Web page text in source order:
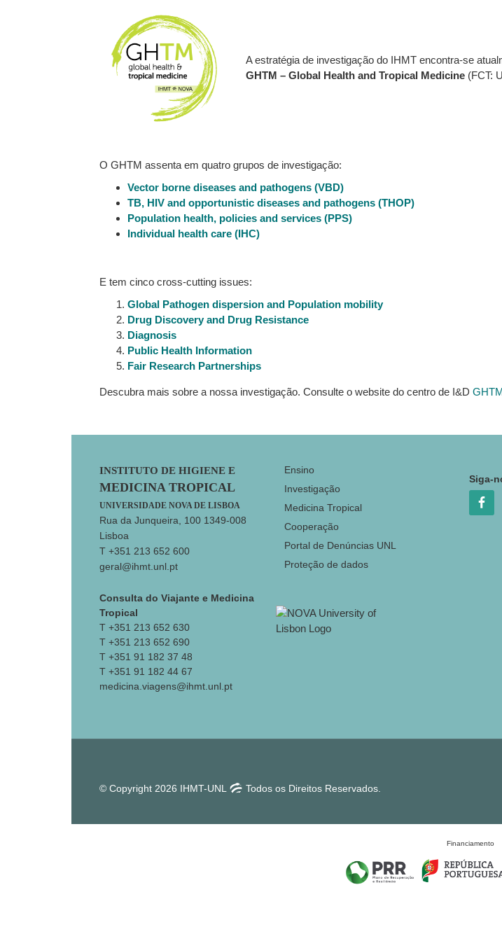
A estratégia de investigação do IHMT encontra-se
GHTM – Global Health and Tropical Medicine (FCT:
O GHTM assenta em quatro grupos de investigação:
Vector borne diseases and pathogens (VBD)
TB, HIV and opportunistic diseases and pathogens (THOP)
Population health, policies and services (PPS)
Individual health care (IHC)
E tem cinco cross-cutting issues:
Global Pathogen dispersion and Population mobility
Drug Discovery and Drug Resistance
Diagnosis
Public Health Information
Fair Research Partnerships
Descubra mais sobre a nossa investigação. Consulte o website do centro de I&D
Footer
INSTITUTO DE HIGIENE E
MEDICINA TROPICAL
UNIVERSIDADE NOVA DE LISBOA
Rua da Junqueira, 100 1349-008
Lisboa
T +351 213 652 600
geral@ihmt.unl.pt
Consulta do Viajante e Medicina
Tropical
T +351 213 652 630
T +351 213 652 690
T +351 91 182 37 48
T +351 91 182 44 67
medicina.viagens@ihmt.unl.pt
Ensino
Investigação
Medicina Tropical
Cooperação
Portal de Denúncias UNL
Proteção de dados
Siga-
© Copyright 2026 IHMT-UNL Todos os Direitos Reservados.
Financiamento